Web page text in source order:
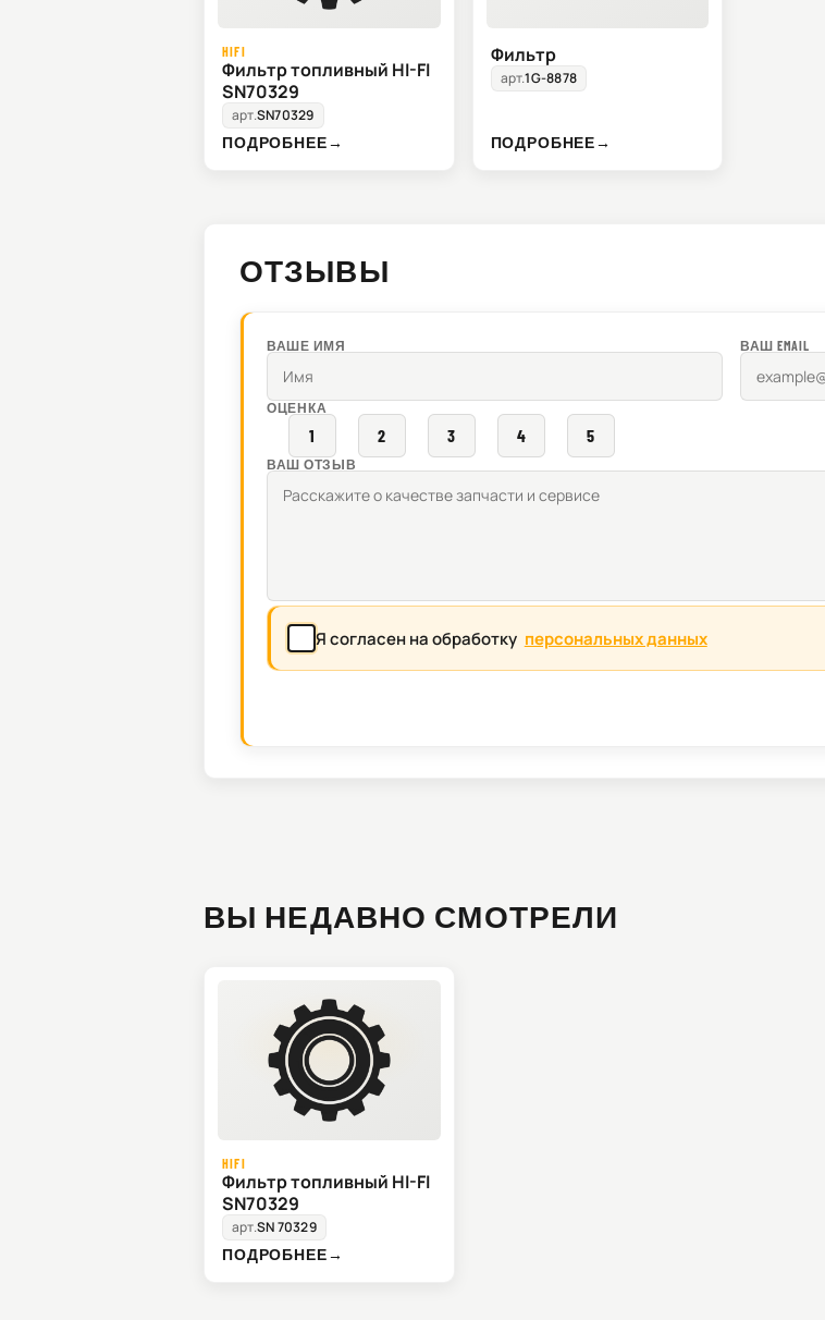
HIFI
Фильтр топливный HI-FI
SN70329
арт.SN70329
ПОДРОБНЕЕ→
Фильтр
арт.1G-8878
ПОДРОБНЕЕ→
ОТЗЫВЫ
ВАШЕ ИМЯ ВАШ EMAIL
ОЦЕНКА
1 2 3 4 5
ВАШ ОТЗЫВ
Я согласен на обработку персональных данных
ВЫ НЕДАВНО СМОТРЕЛИ
HIFI
Фильтр топливный HI-FI
SN70329
арт.SN 70329
ПОДРОБНЕЕ→